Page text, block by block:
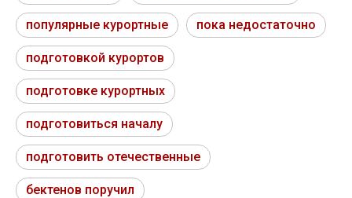
популярные курортные пока недостаточно
подготовкой курортов
подготовке курортных
подготовиться началу
подготовить отечественные
бектенов поручил